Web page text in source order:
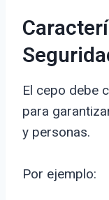
El cepo debe
para
y personas.
Por ejemplo: